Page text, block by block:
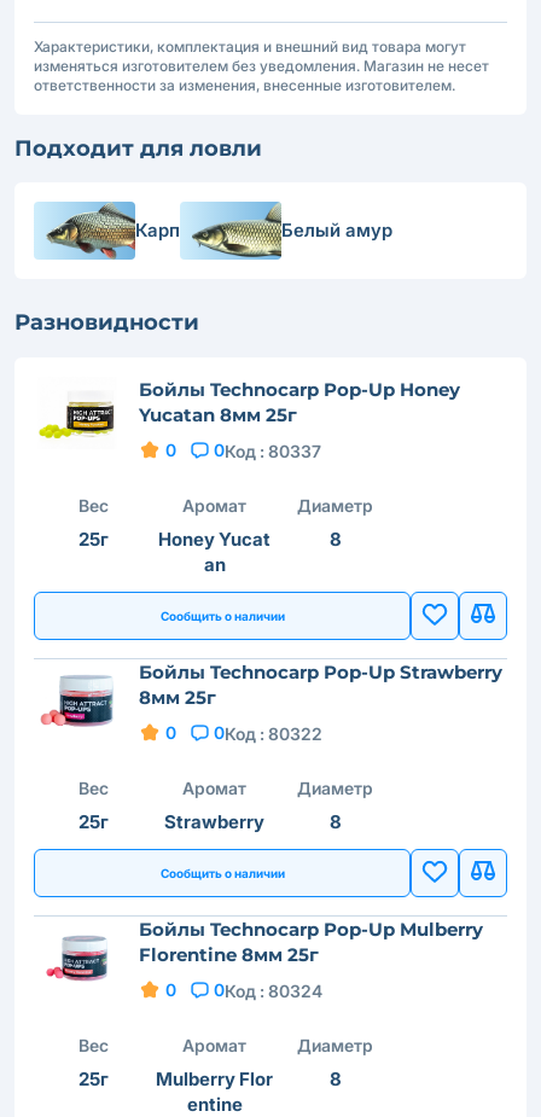
Характеристики, комплектация и внешний вид товара могут
изменяться изготовителем без уведомления. Магазин не несет
ответственности за изменения, внесенные изготовителем.
Подходит для ловли
Карп Белый амур
Разновидности
Бойлы Technocarp Pop-Up Honey
Yucatan 8мм 25г
0 0Код : 80337
Вес
25г
Аромат
Honey Yucat
an
Диаметр
8
Сообщить о наличии
Бойлы Technocarp Pop-Up Strawberry
8мм 25г
0 0Код : 80322
Вес
25г
Аромат
Strawberry
Диаметр
8
Сообщить о наличии
Бойлы Technocarp Pop-Up Mulberry
Florentine 8мм 25г
0 0Код : 80324
Вес
25г
Аромат
Mulberry Flor
entine
Диаметр
8